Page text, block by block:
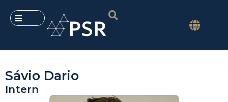
Sávio Dario
Intern